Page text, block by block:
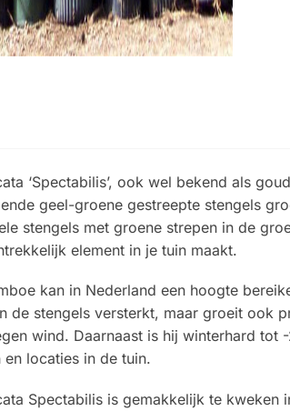
‘Spectabilis’, ook wel bekend als
geel-groene gestreepte stengels
stengels met groene strepen in de
element in je tuin maakt.
kan in Nederland een hoogte
de stengels versterkt, maar groeit ook
wind. Daarnaast is hij winterhard
locaties in de tuin.
Spectabilis is gemakkelijk te